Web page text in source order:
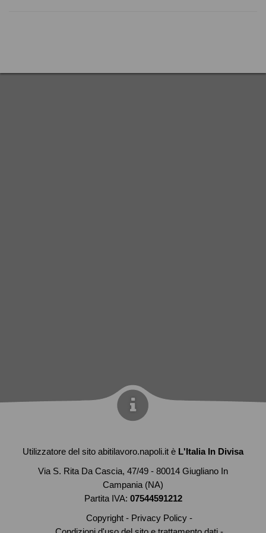
Utilizzatore del sito abitilavoro.napoli.it è L'Italia In Divisa
Via S. Rita Da Cascia, 47/49 - 80014 Giugliano In
Campania (NA)
Partita IVA: 07544591212
Copyright
Privacy Policy